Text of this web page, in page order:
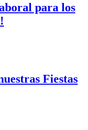
para los
Fiestas